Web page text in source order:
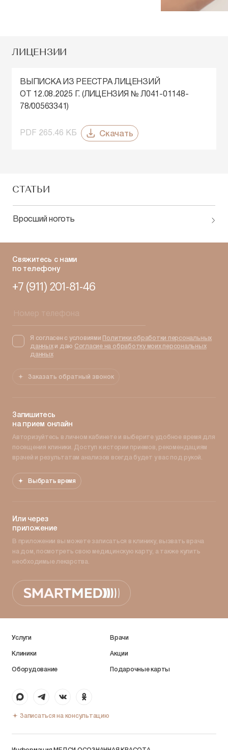
ЛИЦЕНЗИИ
ВЫПИСКА ИЗ РЕЕСТРА ЛИЦЕНЗИЙ
ОТ 12.08.2025 Г. (ЛИЦЕНЗИЯ № Л041-01148-
78/00563341)
PDF 265.46 КБ Скачать
СТАТЬИ
Вросший ноготь
Свяжитесь с нами
по телефону
+7 (911) 201-81-46
Я согласен с условиями Политики обработки персональных
данныхи даю Согласие на обработку моих персональных
данных
Заказать обратный звонок
Запишитесь
на прием онлайн
Авторизуйтесь в личном кабинете и выберите удобное время для
посещения клиники. Доступ к истории приемов, рекомендациям
врачей и результатам анализов всегда будет у вас под рукой.
Выбрать время
Или через
приложение
В приложении вы можете записаться в клинику, вызвать врача
на дом, посмотреть свою медицинскую карту, а также купить
необходимые лекарства.
Услуги Врачи
Клиники Акции
Оборудование Подарочные карты
Записаться на консультацию